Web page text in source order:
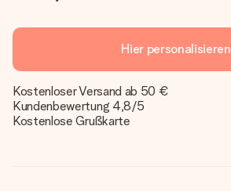
Hier personalisieren
Kostenloser Versand ab 50 €
Kundenbewertung 4,8/5
Kostenlose Grußkarte